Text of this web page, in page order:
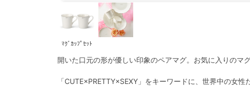
ﾏｸﾞｶｯﾌﾟｾｯﾄ
開いた口元の形が優しい印象のペアマグ。お気に入りのマ
「CUTE×PRETTY×SEXY」をキーワードに、世界中の女